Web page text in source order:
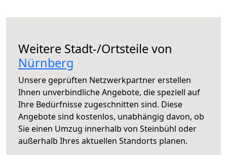
Weitere Stadt-/Ortsteile von
Nürnberg
Unsere geprüften Netzwerkpartner erstellen
Ihnen unverbindliche Angebote, die speziell auf
Ihre Bedürfnisse zugeschnitten sind. Diese
Angebote sind kostenlos, unabhängig davon, ob
Sie einen Umzug innerhalb von Steinbühl oder
außerhalb Ihres aktuellen Standorts planen.